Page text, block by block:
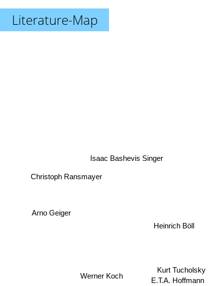
Literature-Map
Werner Koch
Isaac Bashevis Singer
Christoph Ransmayer
Arno Geiger
E.T.A. Hoffmann
Kurt Tucholsky